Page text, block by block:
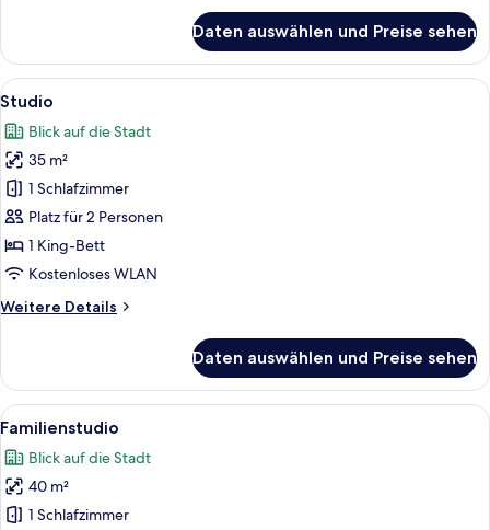
Room
Daten auswählen und Preise sehen
Alle
Fotos
für
Studio
anzeigen
Ein modernes Hotelzimmer mit Bett,
5
Studio
Blick auf die Stadt
35 m²
1 Schlafzimmer
Platz für 2 Personen
1 King-Bett
Kostenloses WLAN
Weitere Details
Weitere
Daten auswählen und Preise sehen
Alle
Fotos
für
Familienstudio
anzeigen
Ein modernes Hotelzimmer mit
5
Familienstudio
Blick auf die Stadt
40 m²
1 Schlafzimmer